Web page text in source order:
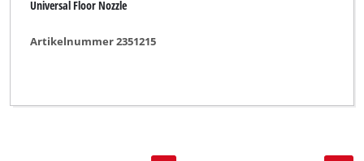
Universal Floor Nozzle
Artikelnummer 2351215